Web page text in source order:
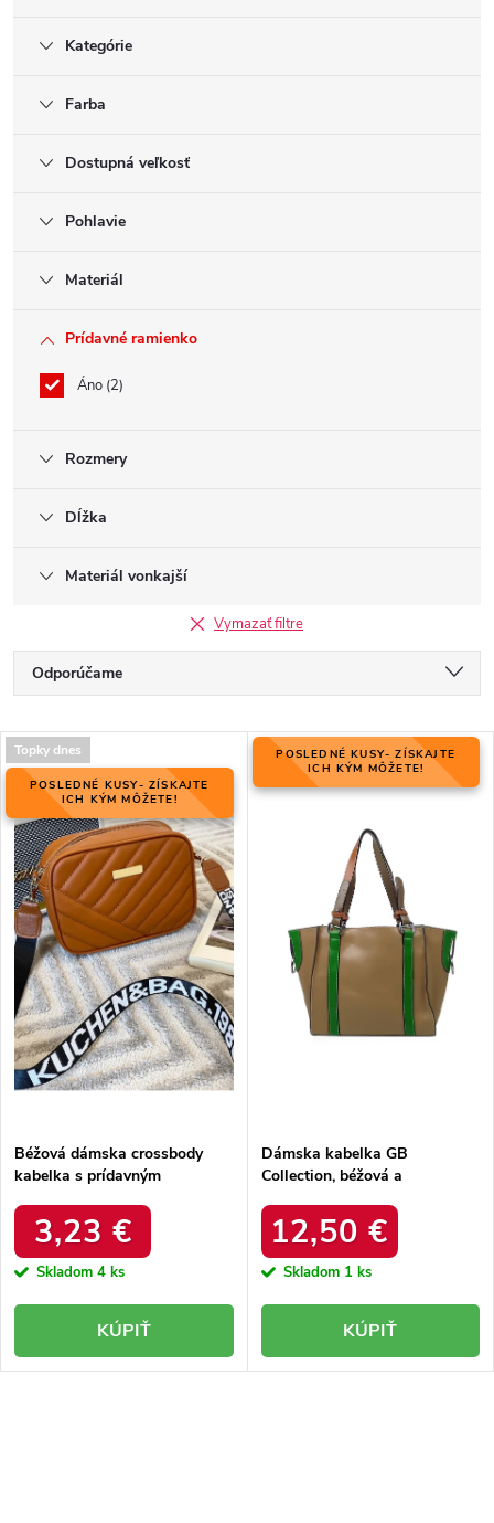
Kategórie
Farba
Dostupná veľkosť
Pohlavie
Materiál
Prídavné ramienko
Áno 2
Rozmery
Dĺžka
Materiál vonkajší
Vymazať filtre
a
d
e
i
e
p
r
o
u
k
t
o
Odporúčame
Najdrahšie
Najpredávanejšie
Abecedne
V
ý
i
s
p
r
o
d
u
k
t
Topky dnes
POSLEDNÉ KUSY- ZÍSKAJTE
ICH KÝM MÔŽETE!
Béžová dámska crossbody
kabelka s prídavným
Massini Rosa, kód produktu
EB38846 Brown
3,23 €
Skladom 4 ks
KÚPIŤ
POSLEDNÉ KUSY- ZÍSKAJTE
ICH KÝM MÔŽETE!
Dámska kabelka GB
Collection, béžová a
prídavným ramienkom, kód
produktu 5013
12,50 €
Skladom 1 ks
KÚPIŤ